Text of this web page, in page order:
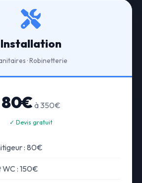
Installation
· Robinetterie
80€ à 350€
✓ Devis gratuit
: 80€
: 150€